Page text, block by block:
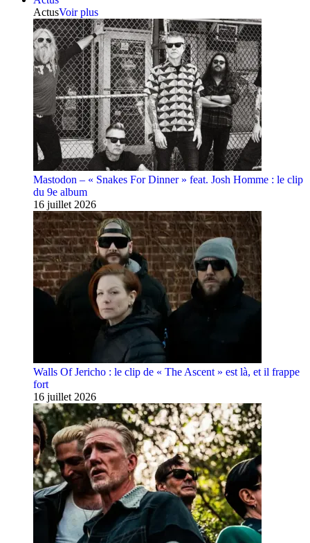
ActusVoir plus
Mastodon – « Snakes For Dinner » feat. Josh Homme : le clip
du 9e album
16 juillet 2026
Walls Of Jericho : le clip de « The Ascent » est là, et il frappe
fort
16 juillet 2026